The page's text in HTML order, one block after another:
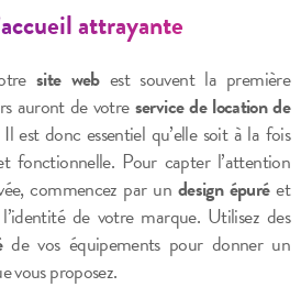
attrayante
site webest souvent la première
auront de votreservice de location de
est donc essentiel qu’elle soit à la fois
fonctionnelle. Pour capter l’attention
commencez par un design épuréet
de votre marque. Utilisez des
de vos équipements pour donner un
vous proposez.